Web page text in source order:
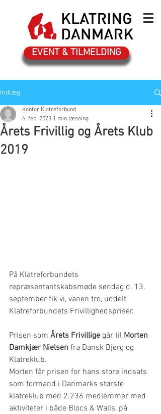
EVENT & TILMELDING
Indlæg
Årets Frivillig og Årets Klub
2019
Kontor Klatreforbund
6. feb. 2023 1 min læsning
På Klatreforbundets
repræsentantskabsmøde søndag d. 13.
september fik vi, vanen tro, uddelt
Klatreforbundets Frivillighedspriser.
Prisen som Årets Frivillige går til Morten
Damkjær Nielsen fra Dansk Bjerg og
Klatreklub.
Morten får prisen for hans store indsats
som formand i Danmarks største
klatreklub med 2.236 medlemmer med
aktiviteter i både Blocs & Walls, på